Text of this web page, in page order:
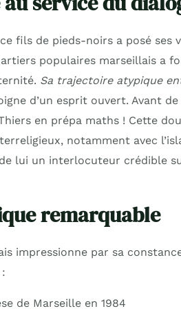
fils de pieds-noirs a posé ses
populaires marseillais a
Sa trajectoire atypique
d’un esprit ouvert. Avant de
en prépa maths ! Cette
notamment avec
lui un interlocuteur crédible
remarquable
impressionne par sa
de Marseille en 1984